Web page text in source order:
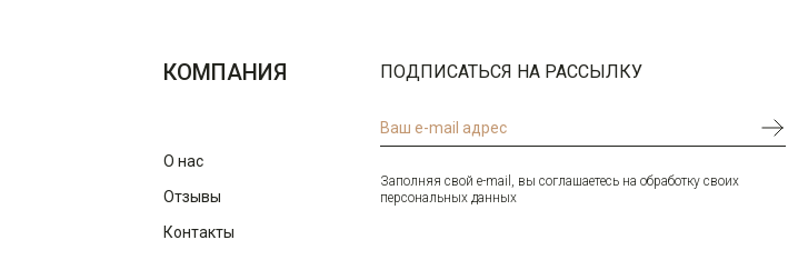
КОМПАНИЯ
О нас
Отзывы
Контакты
ПОДПИСАТЬСЯ НА РАССЫЛКУ
Заполняя свой e-mail, вы соглашаетесь на обработку своих
персональных данных